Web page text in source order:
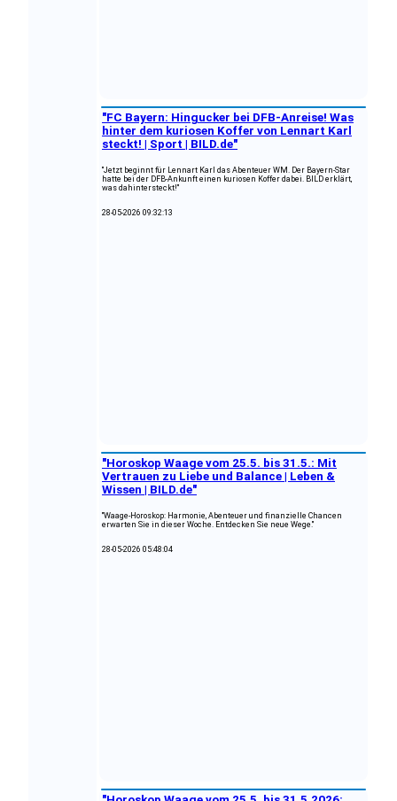
"FC Bayern: Hingucker bei DFB-Anreise! Was
hinter dem kuriosen Koffer von Lennart Karl
steckt! | Sport | BILD.de"
"Jetzt beginnt für Lennart Karl das Abenteuer WM. Der Bayern-Star
hatte bei der DFB-Ankunft einen kuriosen Koffer dabei. BILD erklärt,
was dahintersteckt!"
28-05-2026 09:32:13
"Horoskop Waage vom 25.5. bis 31.5.: Mit
Vertrauen zu Liebe und Balance | Leben &
Wissen | BILD.de"
"Waage-Horoskop: Harmonie, Abenteuer und finanzielle Chancen
erwarten Sie in dieser Woche. Entdecken Sie neue Wege."
28-05-2026 05:48:04